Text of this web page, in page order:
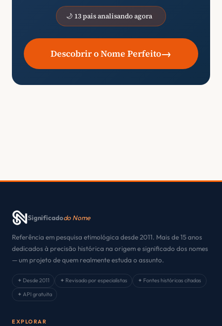
🌙 13 pais analisando agora
Descobrir o Nome Perfeito→
Significadodo Nome
Referência em pesquisa etimológica desde 2011. Mais de 15 anos
dedicados à precisão histórica na origem e significado dos nomes
— um projeto de quem realmente estuda o assunto.
✦ Desde 2011 ✦ Revisado por especialistas
✦ Fontes históricas citadas
✦ API gratuita
EXPLORAR